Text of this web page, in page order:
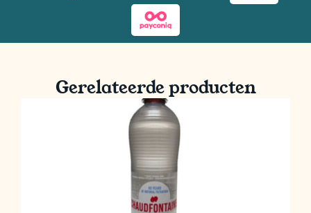
Gerelateerde producten